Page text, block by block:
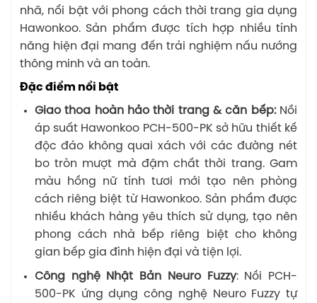
nhã, nổi bật với phong cách thời trang gia dụng
Hawonkoo. Sản phẩm được tích hợp nhiều tính
năng hiện đại mang đến trải nghiệm nấu nướng
thông minh và an toàn.
Đặc điểm nổi bật
Giao thoa hoàn hảo thời trang & căn bếp:Nồi
áp suất Hawonkoo PCH-500-PK sở hữu thiết kế
độc đáo không quai xách với các đường nét
bo tròn mượt mà đậm chất thời trang. Gam
màu hồng nữ tính tươi mới tạo nên phòng
cách riêng biệt từ Hawonkoo. Sản phẩm được
nhiều khách hàng yêu thích sử dụng, tạo nên
phong cách nhà bếp riêng biệt cho không
gian bếp gia đình hiện đại và tiện lợi.
Công nghệ Nhật Bản Neuro Fuzzy: Nồi PCH-
500-PK ứng dụng công nghệ Neuro Fuzzy tự